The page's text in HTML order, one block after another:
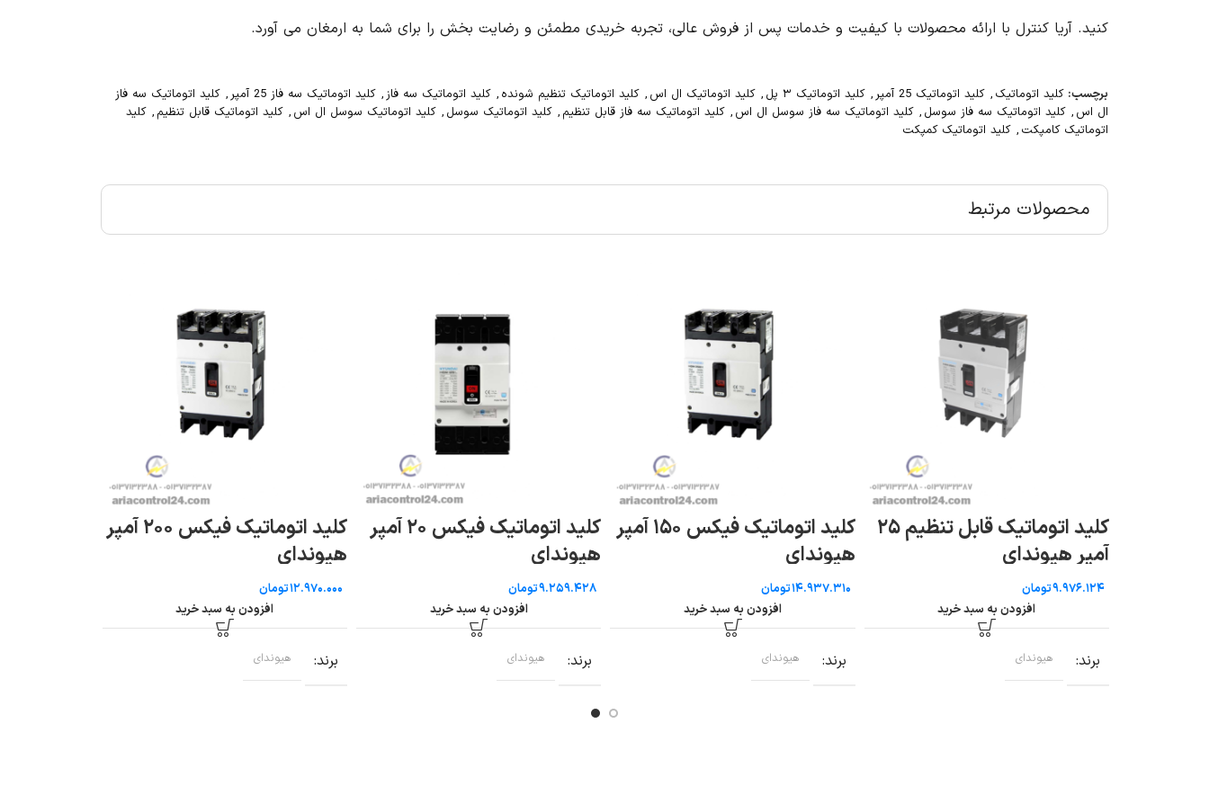
کنید. آریا کنترل با ارائه محصولات با کیفیت و خدمات پس از فروش عالی، تجربه خریدی مطمئن و رضایت بخش را برای شما به ارمغان می آورد.
برچسب: کلید اتوماتیک , کلید اتوماتیک 25 آمپر , کلید اتوماتیک ۳ پل , کلید اتوماتیک ال اس , کلید اتوماتیک تنظیم شونده , کلید اتوماتیک سه فاز , کلید اتوماتیک سه فاز 25 آمپر , کلید اتوماتیک سه فاز
ال اس , کلید اتوماتیک سه فاز سوسل , کلید اتوماتیک سه فاز سوسل ال اس , کلید اتوماتیک سه فاز قابل تنظیم , کلید اتوماتیک سوسل , کلید اتوماتیک سوسل ال اس , کلید اتوماتیک قابل تنظیم , کلید
اتوماتیک کامپکت , کلید اتوماتیک کمپکت
محصولات مرتبط
کلید اتوماتیک قابل تنظیم ۲۵
آمپر هیوندای
تومان
افزودن به سبد خرید
برند هیوندای
کلید اتوماتیک فیکس ۱۵۰ آمپر
هیوندای
تومان
افزودن به سبد خرید
برند هیوندای
کلید اتوماتیک فیکس ۲۰ آمپر
هیوندای
تومان
افزودن به سبد خرید
برند هیوندای
کلید اتوماتیک فیکس ۲۰۰ آمپر
هیوندای
تومان
افزودن به سبد خرید
برند هیوندای